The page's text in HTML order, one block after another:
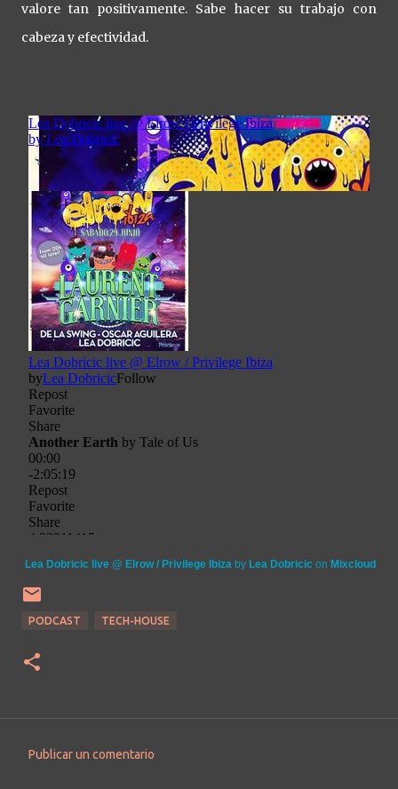
valore tan positivamente. Sabe hacer su trabajo con
cabeza y efectividad.
Lea Dobricic live @ Elrow / Privilege Ibiza by Lea Dobricic on Mixcloud
PODCAST TECH-HOUSE
Publicar un comentario